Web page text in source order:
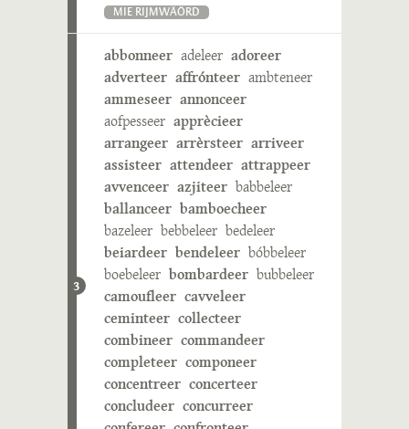
MIE RIJMWÄÖRD
3
abbonneer adeleer adoreer
adverteer affrónteer ambteneer
ammeseer annonceer
aofpesseer apprècieer
arrangeer arrèrsteer arriveer
assisteer attendeer attrappeer
avvenceer azjiteer babbeleer
ballanceer bamboecheer
bazeleer bebbeleer bedeleer
beiardeer bendeleer bóbbeleer
boebeleer bombardeer bubbeleer
camoufleer cavveleer
ceminteer collecteer
combineer commandeer
completeer componeer
concentreer concerteer
concludeer concurreer